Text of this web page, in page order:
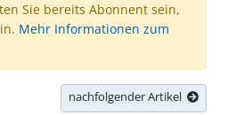
Sie bereits Abonnent sein,
Mehr Informationen zum
nachfolgender Artikel